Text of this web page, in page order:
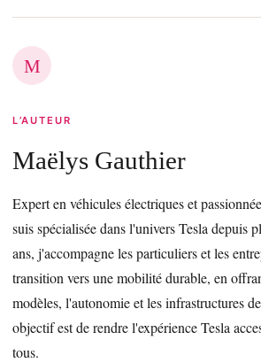
M
L’AUTEUR
Maëlys Gauthier
Expert en véhicules électriques et
suis spécialisée dans l'univers Tesla depuis
ans, j'accompagne les particuliers et les
transition vers une mobilité durable, en
modèles, l'autonomie et les infrastructures
objectif est de rendre l'expérience Tesla
tous.